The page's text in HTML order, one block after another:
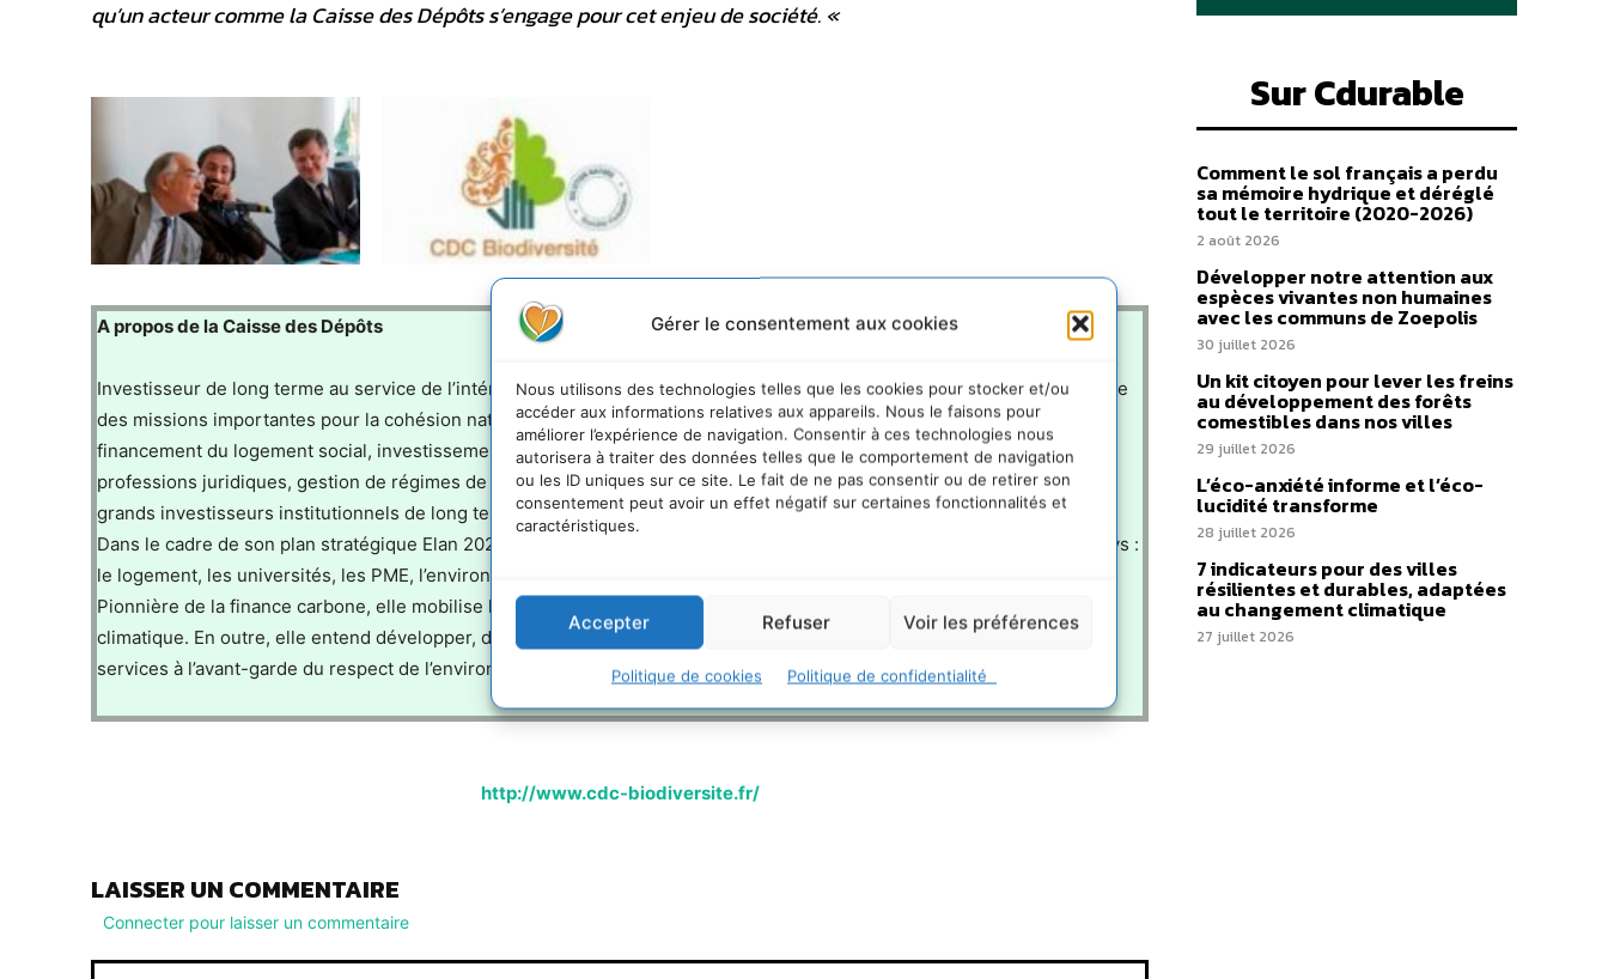
Gérer le consentement aux cookies
Nous utilisons des technologies telles que les cookies pour stocker et/ou
accéder aux informations relatives aux appareils. Nous le faisons pour
améliorer l’expérience de navigation. Consentir à ces technologies nous
autorisera à traiter des données telles que le comportement de navigation
ou les ID uniques sur ce site. Le fait de ne pas consentir ou de retirer son
consentement peut avoir un effet négatif sur certaines fonctionnalités et
caractéristiques.
Accepter Refuser Voir les préférences
Politique de cookies Politique de confidentialité
qu’un acteur comme la Caisse des Dépôts s’engage pour cet enjeu de société. «
A propos de la Caisse des Dépôts
Investisseur de long terme au service de l’intérêt général et du développement économique, la Caisse des Dépôts exerce
des missions importantes pour la cohésion nationale : transformation d’épargne,
financement du logement social, investissement dans des projets de développement des territoires, banquier des
professions juridiques, gestion de régimes de retraite… Avec un bilan consolidé de 200 milliards d’euros, elle est un des
grands investisseurs institutionnels de long terme en France.
Dans le cadre de son plan stratégique Elan 2020, elle met en oeuvre quatre priorités pour répondre aux urgences du pays :
le logement, les universités, les PME, l’environnement et le développement durable.
Pionnière de la finance carbone, elle mobilise les instruments financiers au service de la lutte contre le changement
climatique. En outre, elle entend développer, dans toutes ses activités et celles de ses filiales, une offre de produits et
services à l’avant-garde du respect de l’environnement.
http://www.cdc-biodiversite.fr/
LAISSER UN COMMENTAIRE
Connecter pour laisser un commentaire
Sur Cdurable
Comment le sol français a perdu
sa mémoire hydrique et déréglé
tout le territoire (2020-2026)
2 août 2026
Développer notre attention aux
espèces vivantes non humaines
avec les communs de Zoepolis
30 juillet 2026
Un kit citoyen pour lever les freins
au développement des forêts
comestibles dans nos villes
29 juillet 2026
L’éco-anxiété informe et l’éco-
lucidité transforme
28 juillet 2026
7 indicateurs pour des villes
résilientes et durables, adaptées
au changement climatique
27 juillet 2026